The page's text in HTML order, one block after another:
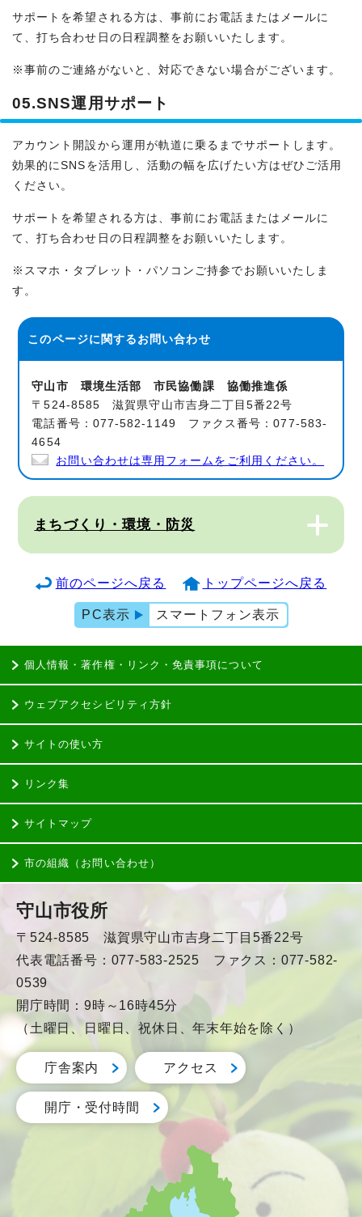
サポートを希望される方は、事前にお電話またはメールに
て、打ち合わせ日の日程調整をお願いいたします。
※事前のご連絡がないと、対応できない場合がございます。
05.SNS運用サポート
アカウント開設から運用が軌道に乗るまでサポートします。
効果的にSNSを活用し、活動の幅を広げたい方はぜひご活用
ください。
サポートを希望される方は、事前にお電話またはメールに
て、打ち合わせ日の日程調整をお願いいたします。
※スマホ・タブレット・パソコンご持参でお願いいたしま
す。
このページに関するお問い合わせ
守山市 環境生活部 市民協働課 協働推進係
〒524-8585 滋賀県守山市吉身二丁目5番22号
電話番号：077-582-1149 ファクス番号：077-583-
4654
お問い合わせは専用フォームをご利用ください。
まちづくり・環境・防災
前のページへ戻る トップページへ戻る
PC表示 スマートフォン表示
個人情報・著作権・リンク・免責事項について
ウェブアクセシビリティ方針
サイトの使い方
リンク集
サイトマップ
市の組織（お問い合わせ）
守山市役所
〒524-8585 滋賀県守山市吉身二丁目5番22号
代表電話番号：077-583-2525 ファクス：077-582-
0539
開庁時間：9時～16時45分
（土曜日、日曜日、祝休日、年末年始を除く）
庁舎案内 アクセス
開庁・受付時間